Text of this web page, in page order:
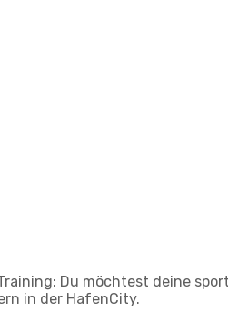
Du möchtest deine
in der HafenCity.